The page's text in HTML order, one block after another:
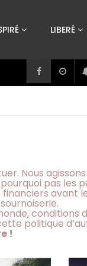
LIBERÉ
Nous
pas les
avant
conditions
politique
!